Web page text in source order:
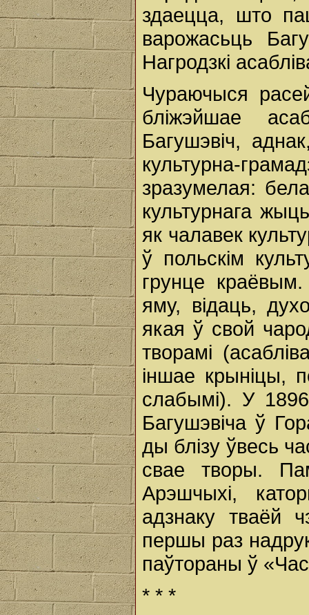
здаецца, што
варожасьць
Нагродзкі
Чураючыся
бліжэйшае
Багушэвіч,
культурна-
зразумелая:
культурнага
як чалавек
ў польскім
грунце краёвым.
яму, відаць,
якая ў свой
творамі
іншае крыніцы,
слабымі). У
Багушэвіча ў
ды блізу ўвесь
свае творы.
Арэшчыхі,
адзнаку тваёй
першы раз
паўтораны ў
* * *